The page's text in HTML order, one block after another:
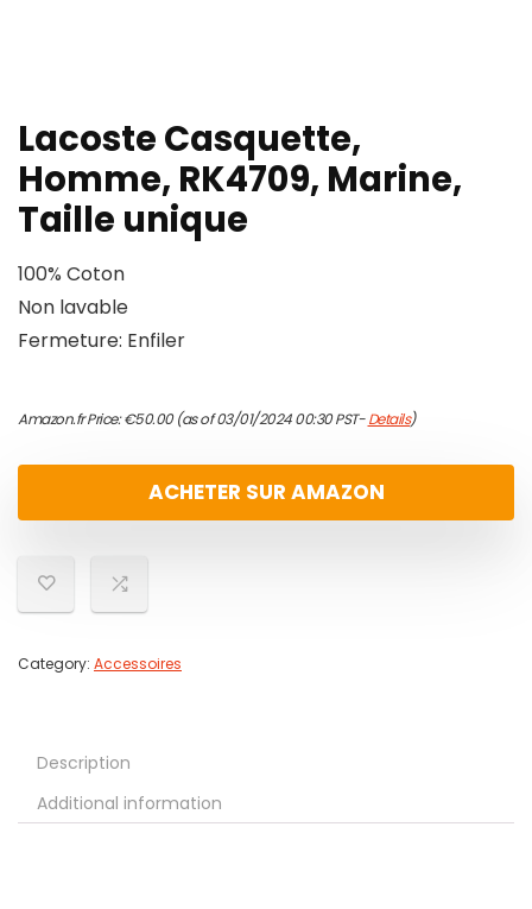
Lacoste Casquette,
Homme, RK4709, Marine,
Taille unique
100% Coton
Non lavable
Fermeture: Enfiler
Amazon.fr Price:€50.00(as of 03/01/2024 00:30 PST-Details)
ACHETER SUR AMAZON
Category: Accessoires
Description
Additional information